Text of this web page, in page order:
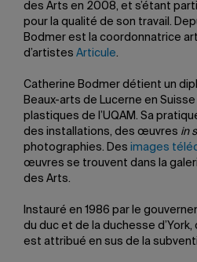
des Arts en 2008, et s’étant
pour la qualité de son travail.
Bodmer est la coordonnatrice
d’artistes Articule.
Catherine Bodmer détient un
Beaux-arts de Lucerne en
plastiques de l’UQAM. Sa
des installations, des œuvres in
photographies. Des images
œuvres se trouvent dans la
des Arts.
Instauré en 1986 par le
du duc et de la duchesse d’York,
est attribué en sus de la